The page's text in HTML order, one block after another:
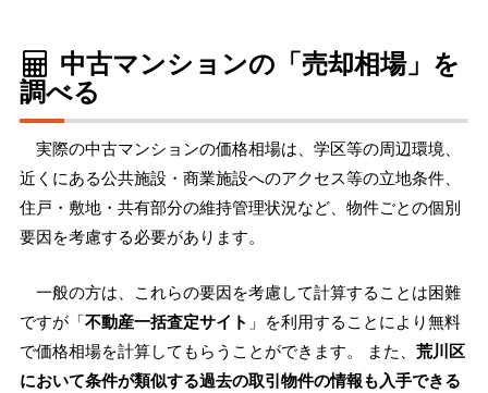
中古マンションの「売却相場」を
調べる
実際の中古マンションの価格相場は、学区等の周辺環境、
近くにある公共施設・商業施設へのアクセス等の立地条件、
住戸・敷地・共有部分の維持管理状況など、物件ごとの個別
要因を考慮する必要があります。
一般の方は、これらの要因を考慮して計算することは困難
ですが「不動産一括査定サイト 」を利用することにより無料
で価格相場を計算してもらうことができます。 また、 荒川区
において条件が類似する過去の取引物件の情報も入手できる